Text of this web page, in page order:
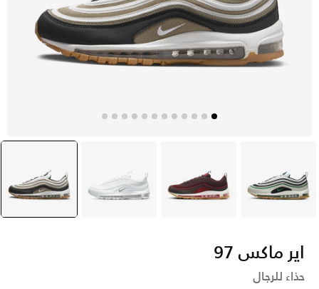
رمادي أسود أبيض بنى
اير ماكس 97
حذاء للرجال